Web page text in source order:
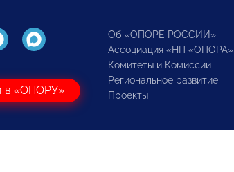
в «ОПОРУ»
Об «ОПОРЕ РОССИИ»
Ассоциация «НП «ОПОРА»
Комитеты и Комиссии
Региональное развитие
Проекты